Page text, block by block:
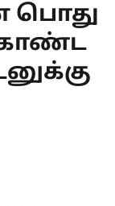
பொது